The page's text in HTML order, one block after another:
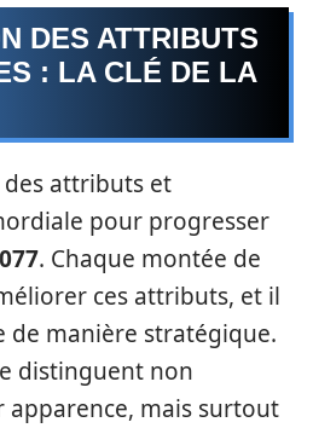
DES ATTRIBUTS
: LA CLÉ DE LA
des attributs et
pour progresser
. Chaque montée de
ces attributs, et il
de manière stratégique.
distinguent non
apparence, mais surtout